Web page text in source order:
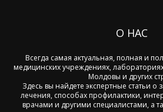
О НАС
Всегда самая актуальная, полная и
медицинских учреждениях,
Молдовы и других
Здесь вы найдете экспертные статьи о
лечения, способах профилактики,
врачами и другими специалистами, а